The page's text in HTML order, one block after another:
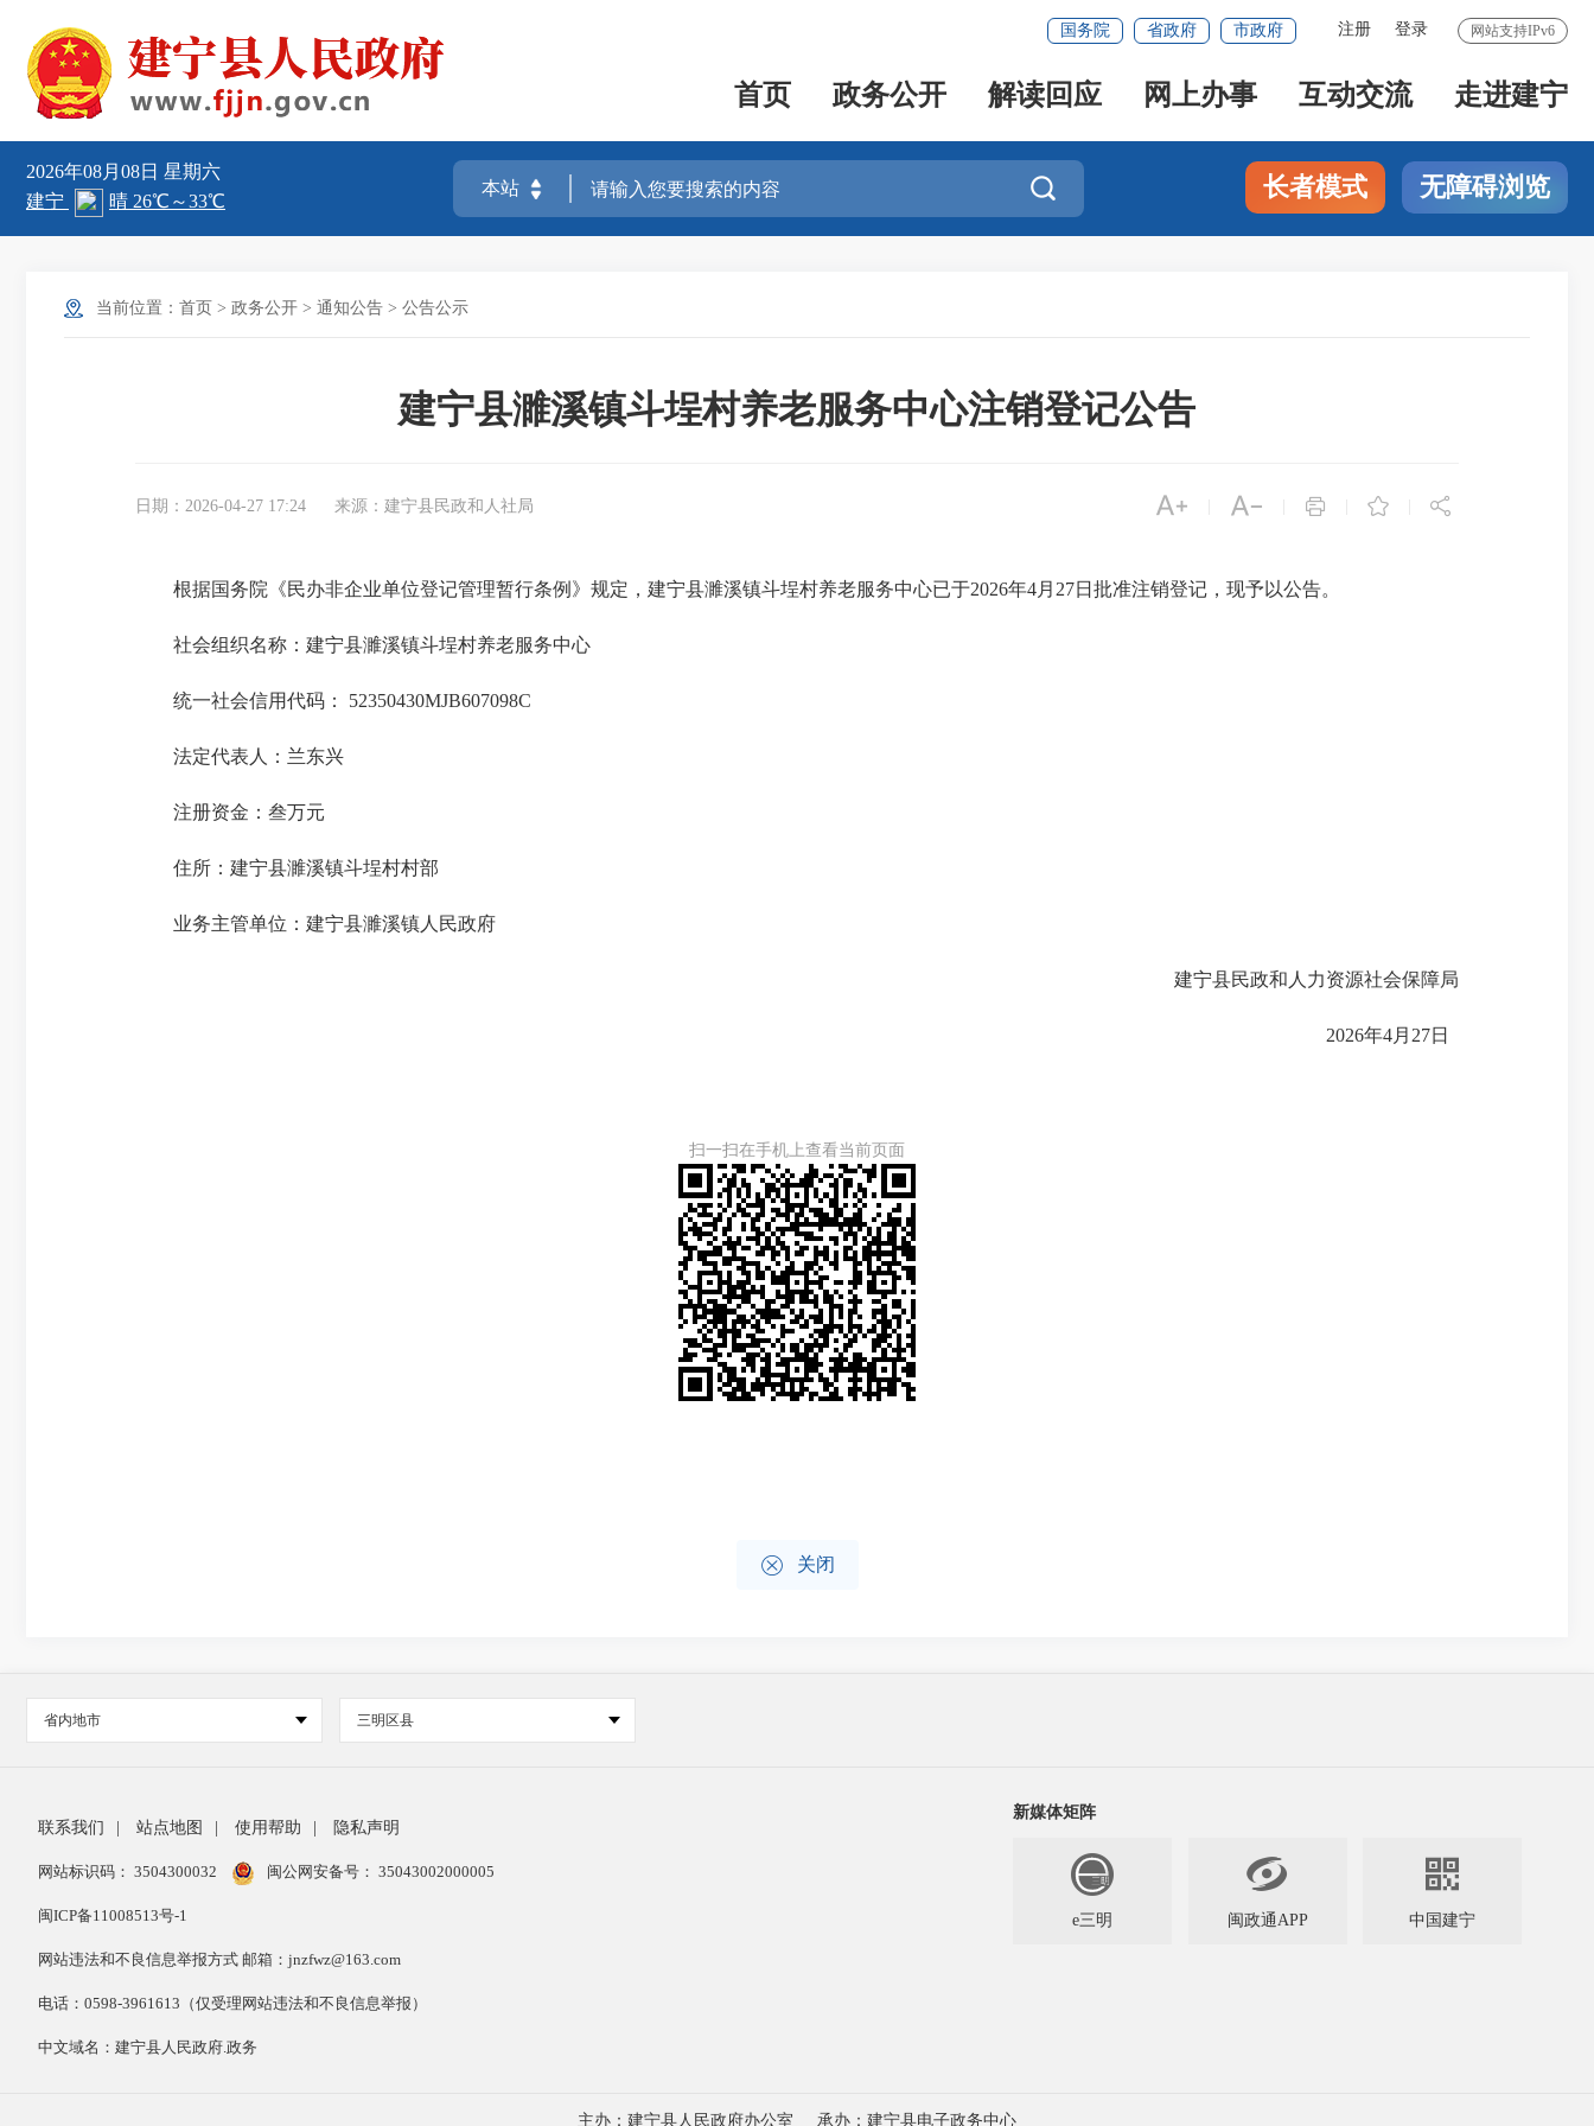
网站支持IPv6
注册 登录
国务院 省政府 市政府
首页 政务公开 解读回应 网上办事 互动交流 走进建宁
2026年08月08日 星期六
 长者模式 无障碍浏览
当前位置： 首页 > 政务公开 > 通知公告 > 公告公示
建宁县濉溪镇斗埕村养老服务中心注销登记公告
日期：2026-04-27 17:24 来源：建宁县民政和人社局     
根据国务院《民办非企业单位登记管理暂行条例》规定，建宁县濉溪镇斗埕村养老服务中心已于2026年4月27日批准注销登记，现予以公告。
社会组织名称：建宁县濉溪镇斗埕村养老服务中心
统一社会信用代码： 52350430MJB607098C
法定代表人：兰东兴
注册资金： 叁万元
住所：建宁县濉溪镇斗埕村村部
业务主管单位：建宁县濉溪镇人民政府
建宁县民政和人力资源社会保障局
2026年4月27日
扫一扫在手机上查看当前页面
 关闭
省内地市 三明区县
联系我们 站点地图 使用帮助 隐私声明
网站标识码： 3504300032 闽公网安备号： 35043002000005
闽ICP备11008513号-1
网站违法和不良信息举报方式 邮箱：jnzfwz@163.com
电话：0598-3961613（仅受理网站违法和不良信息举报）
中文域名：建宁县人民政府.政务
新媒体矩阵
e三明

闽政通APP

中国建宁
主办：建宁县人民政府办公室 承办：建宁县电子政务中心